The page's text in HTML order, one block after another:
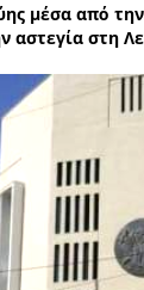
μέσα από
αστεγία στη